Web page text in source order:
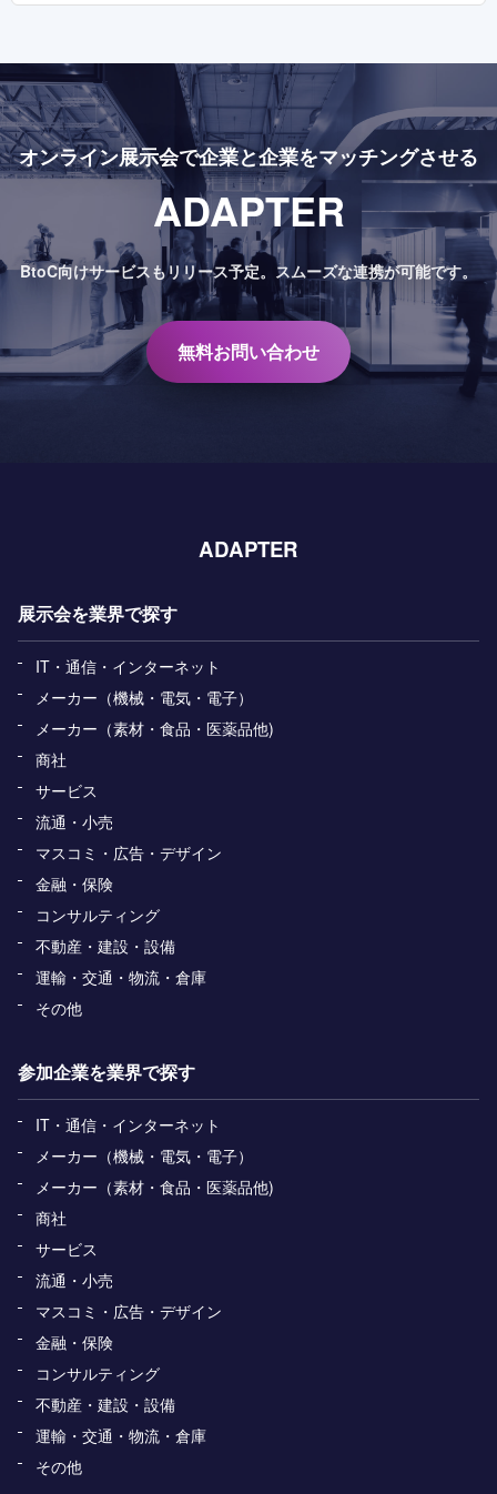
オンライン展示会で企業と企業をマッチングさせる
ADAPTER
BtoC向けサービスもリリース予定。 スムーズな連携が可能です。
無料お問い合わせ
ADAPTER
展示会を業界で探す
IT・通信・インターネット
メーカー（機械・電気・電子）
メーカー（素材・食品・医薬品他)
商社
サービス
流通・小売
マスコミ・広告・デザイン
金融・保険
コンサルティング
不動産・建設・設備
運輸・交通・物流・倉庫
その他
参加企業を業界で探す
IT・通信・インターネット
メーカー（機械・電気・電子）
メーカー（素材・食品・医薬品他)
商社
サービス
流通・小売
マスコミ・広告・デザイン
金融・保険
コンサルティング
不動産・建設・設備
運輸・交通・物流・倉庫
その他